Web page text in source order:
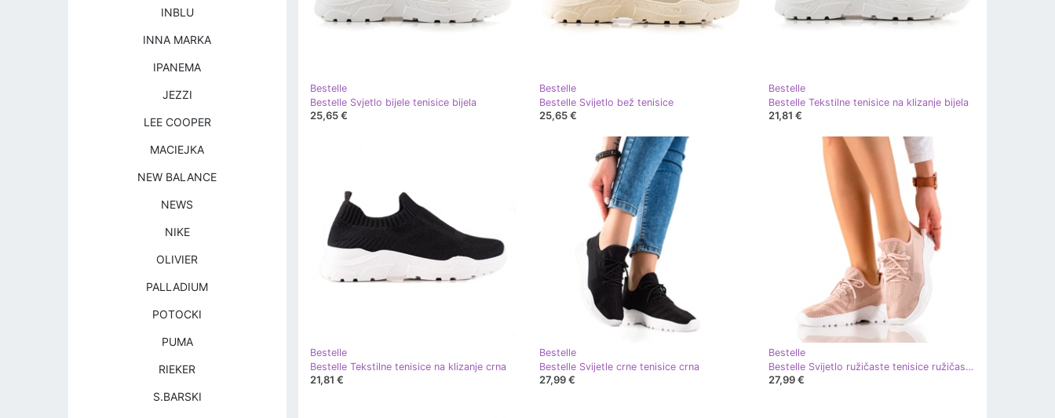
Bestelle
Bestelle Svjetlo bijele tenisice bijela
25,65 €
Bestelle
Bestelle Svijetlo bež tenisice
25,65 €
Bestelle
Bestelle Tekstilne tenisice na klizanje bijela
21,81 €
Bestelle
Bestelle Tekstilne tenisice na klizanje crna
21,81 €
Bestelle
Bestelle Svijetle crne tenisice crna
27,99 €
Bestelle
Bestelle Svijetlo ružičaste tenisice ružičasta
27,99 €
INBLU
INNA MARKA
IPANEMA
JEZZI
LEE COOPER
MACIEJKA
NEW BALANCE
NEWS
NIKE
OLIVIER
PALLADIUM
POTOCKI
PUMA
RIEKER
S.BARSKI